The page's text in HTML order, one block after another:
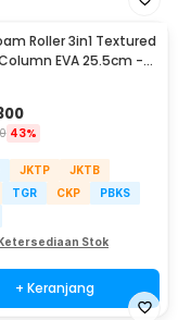
Roller 3in1 Textured
EVA 25.5cm -
43%
JKTP
JKTB
TGR CKP
PBKS
Stok
+ Keranjang